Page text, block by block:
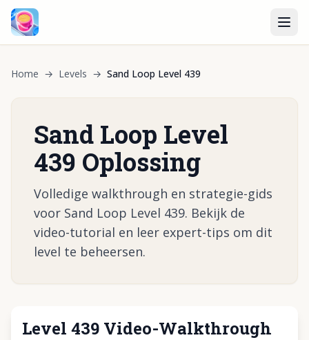
Home → Levels → Sand Loop Level 439
Sand Loop Level
439 Oplossing
Volledige walkthrough en strategie-gids
voor Sand Loop Level 439. Bekijk de
video-tutorial en leer expert-tips om dit
level te beheersen.
Level 439 Video-Walkthrough
Klik om video af te spelen